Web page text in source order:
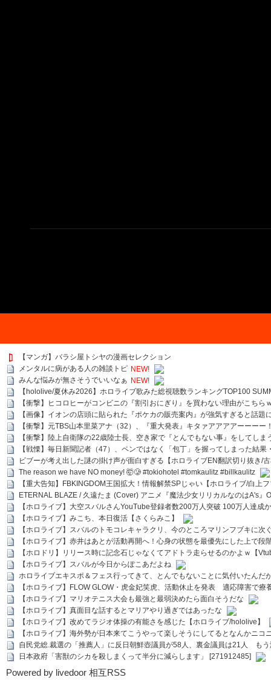
【マンガ】バラシ屋トシヤの漫画セレクション
メンタルに病がある人の雑談トピ NEW!
みんな悩みが無さそうでいいなぁ NEW!
【hololive/夏休み2026】ホロライブ歌みた総視聴数ランキングTOP100
【衝撃】ヒコロヒーがコンビニの『割引おにぎり』を買わない理由がこちら
【画像】イオンの店頭に貼られた『ポケカの販売案内』が強気すぎると話題
【衝撃】元TBS山本里菜アナ（32）、『重大発表』キタァアアアアーーーー
【衝撃】陸上自衛隊の22歳陸士長、空き家で『とんでもない事』をしてしま
【戦慄】毎日新聞記者（47）、ペンではなく「包丁」を握ってしまった結果
ビブーが考え出した謎の掛け声が面白すぎる【ホロライブEN翻訳切り抜き/
The reason we have NO money! 🤯🥲 #tokiohotel #tomkaulitz #billkaulitz
【重大告知】FBKINGDOM王国拡大！情報解禁SPじゃい【ホロライブ/白上
ETERNAL BLAZE / 久遠たま (Cover) アニメ『魔法少女リリカルなのはA's』
【ホロライブ】大空スバルさんYouTube登録者数200万人突破 100万人達成
【ホロライブ】みこち、本日復活【さくらみこ】
【ホロライブ】スバルのトモコレキャラクリ、今のところマリンフブキに
【ホロライブ】赤井はあとが活動再開へ！心身の状態を最優先にした上で段
【ホロドリ】リリース時に記念石じゃなくてアドトラ走らせるのかよｗ【
【ホロライブ】スバルが今日からぽこあだよね
ホロライブエキスポ＆フェス行ってきて、とんでもないことに気付いたんだ
【ホロライブ】FLOW GLOW・虎金妃笑虎、活動休止を発表 適応障害で療
【ホロライブ】マリオテニス大会も最強と最弱決めたら面白そうだな
【ホロライブ】真面目な話するとマリアやり過ぎではあったな
【ホロライブ】改めてラジオ体操の有能さを感じた【ホロライブ/hololive】
【ホロライブ】海外勢が日本来てこうやって楽しそうにしてるとなんかニコ
自民党総.裁選の「推薦人」に反日朝鮮壺議員が58人、裏金議員は21人 も
日本政府「害獣のシカを殺しまくって半分に減らします」 [271912485]
Powered by livedoor 相互RSS